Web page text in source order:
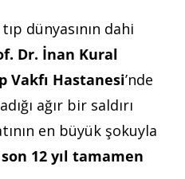
dünyasının dahi
Dr. İnan Kural
Vakfı Hastanesi’nde
ağır bir saldırı
en büyük şokuyla
12 yıl tamamen